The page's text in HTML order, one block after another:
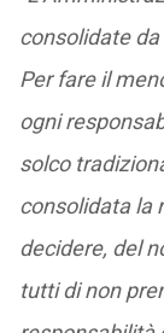
consolidate
Per fare il
ogni
solco
consolidata la
decidere, del
tutti di non